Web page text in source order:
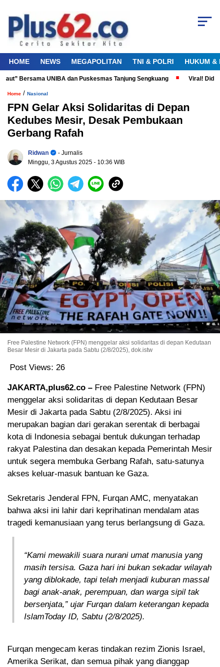
HOME NEWS MEGAPOLITAN TNI & POLRI HUKUM &
Bersama UNIBA dan Puskesmas Tanjung Sengkuang Viral! Diduga
Home / Nasional
FPN Gelar Aksi Solidaritas di Depan
Kedubes Mesir, Desak Pembukaan
Gerbang Rafah
Ridwan
- Jurnalis
Minggu, 3 Agustus 2025 - 10:36 WIB
Free Palestine Network (FPN) menggelar aksi solidaritas di depan Kedutaan
Besar Mesir di Jakarta pada Sabtu (2/8/2025), dok.istw
Post Views: 26
JAKARTA,plus62.co – Free Palestine Network (FPN)
menggelar aksi solidaritas di depan Kedutaan Besar
Mesir di Jakarta pada Sabtu (2/8/2025). Aksi ini
merupakan bagian dari gerakan serentak di berbagai
kota di Indonesia sebagai bentuk dukungan terhadap
rakyat Palestina dan desakan kepada Pemerintah Mesir
untuk segera membuka Gerbang Rafah, satu-satunya
akses keluar-masuk bantuan ke Gaza.
Sekretaris Jenderal FPN, Furqan AMC, menyatakan
bahwa aksi ini lahir dari keprihatinan mendalam atas
tragedi kemanusiaan yang terus berlangsung di Gaza.
“Kami mewakili suara nurani umat manusia yang
masih tersisa. Gaza hari ini bukan sekadar wilayah
yang diblokade, tapi telah menjadi kuburan massal
bagi anak-anak, perempuan, dan warga sipil tak
bersenjata,” ujar Furqan dalam keterangan kepada
IslamToday ID, Sabtu (2/8/2025).
Furqan mengecam keras tindakan rezim Zionis Israel,
Amerika Serikat, dan semua pihak yang dianggap